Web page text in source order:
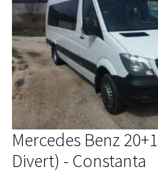
Mercedes Benz
Divert) - Constanta